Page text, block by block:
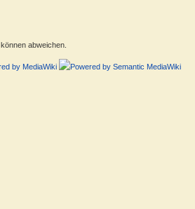
abweichen.